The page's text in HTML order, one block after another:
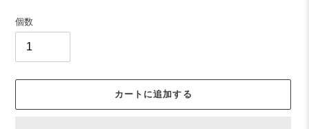
個数
カートに追加する